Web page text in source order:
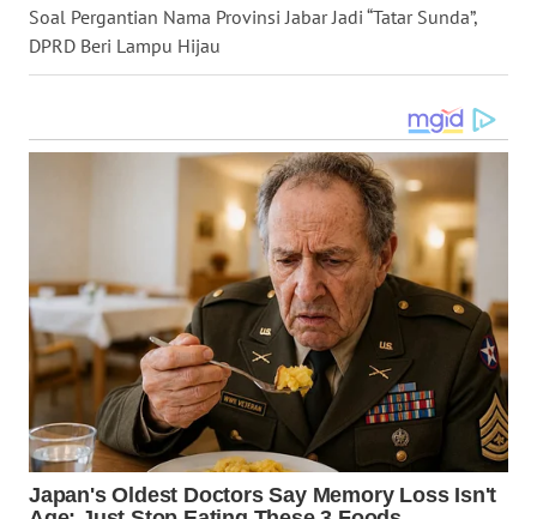
Soal Pergantian Nama Provinsi Jabar Jadi “Tatar Sunda”,
DPRD Beri Lampu Hijau
WN
LANGKAT
WN
TANJUNG
LESUNG
WN
KARO